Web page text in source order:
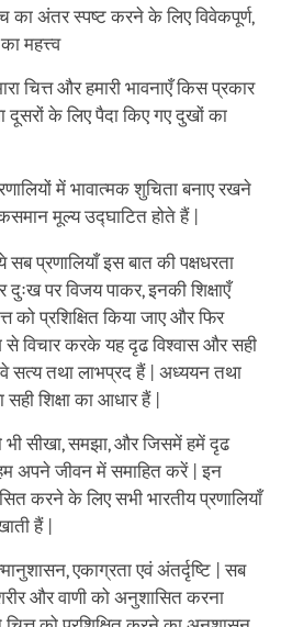
का अंतर स्पष्ट करने के लिए विवेकपूर्ण,
महत्त्व
चित्त और हमारी भावनाएँ किस प्रकार
दूसरों के लिए पैदा किए गए दुखों का
में भावात्मक शुचिता बनाए रखने
मूल्य उद्घाटित होते हैं |
सब प्रणालियाँ इस बात की पक्षधरता
पर विजय पाकर, इनकी शिक्षाएँ
को प्रशिक्षित किया जाए और फिर
विचार करके यह दृढ विश्वास और सही
सत्य तथा लाभप्रद हैं | अध्ययन तथा
शिक्षा का आधार हैं |
भी सीखा, समझा, और जिसमें हमें दृढ
अपने जीवन में समाहित करें | इन
करने के लिए सभी भारतीय प्रणालियाँ
हैं |
एकाग्रता एवं अंतर्दृष्टि | सब
और वाणी को अनुशासित करना